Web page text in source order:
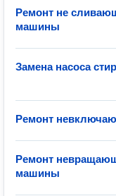
Ремонт не
машины
Замена насоса
Ремонт
Ремонт
машины